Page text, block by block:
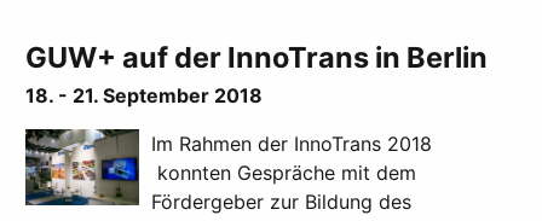
GUW+ auf der InnoTrans in Berlin
18. - 21. September 2018
Im Rahmen der InnoTrans 2018
konnten Gespräche mit dem
Fördergeber zur Bildung des